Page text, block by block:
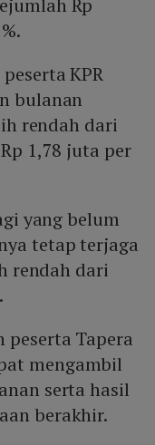
Rp
KPR
bulanan
rendah dari
1,78 juta per
yang belum
tetap terjaga
rendah dari
peserta Tapera
mengambil
serta hasil
berakhir.